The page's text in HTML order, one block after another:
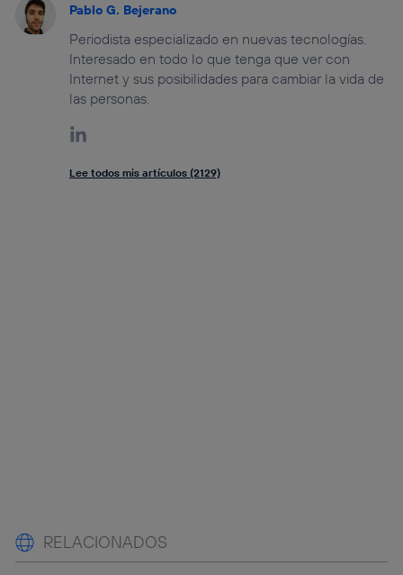
Pablo G. Bejerano
Periodista especializado en nuevas tecnologías.
Interesado en todo lo que tenga que ver con
Internet y sus posibilidades para cambiar la vida de
las personas.
Lee todos mis artículos (2129)
RELACIONADOS